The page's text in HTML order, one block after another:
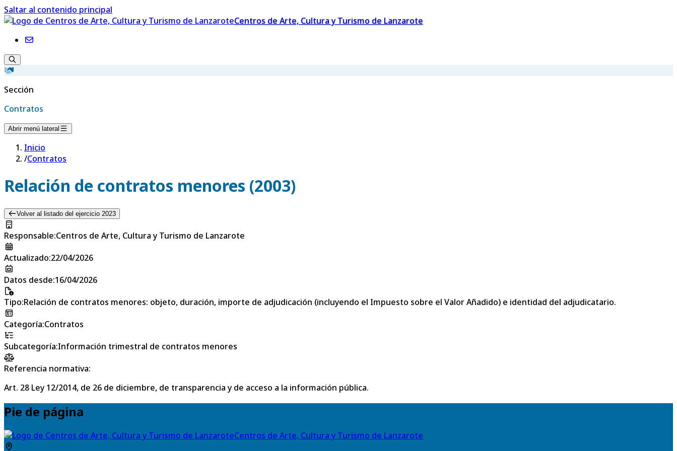
Saltar al contenido principal
Centros de Arte, Cultura y Turismo de Lanzarote
Sección
Contratos
Abrir menú lateral
Inicio
/Contratos
Relación de contratos menores (2003)
Volver al listado del ejercicio 2023
Responsable:Centros de Arte, Cultura y Turismo de Lanzarote
Actualizado:22/04/2026
Datos desde:16/04/2026
Tipo:Relación de contratos menores: objeto, duración, importe de adjudicación (incluyendo el Impuesto sobre el Valor Añadido) e identidad del adjudicatario.
Categoría:Contratos
Subcategoría:Información trimestral de contratos menores
Referencia normativa:
Art. 28 Ley 12/2014, de 26 de diciembre, de transparencia y de acceso a la información pública.
Pie de página
Centros de Arte, Cultura y Turismo de Lanzarote